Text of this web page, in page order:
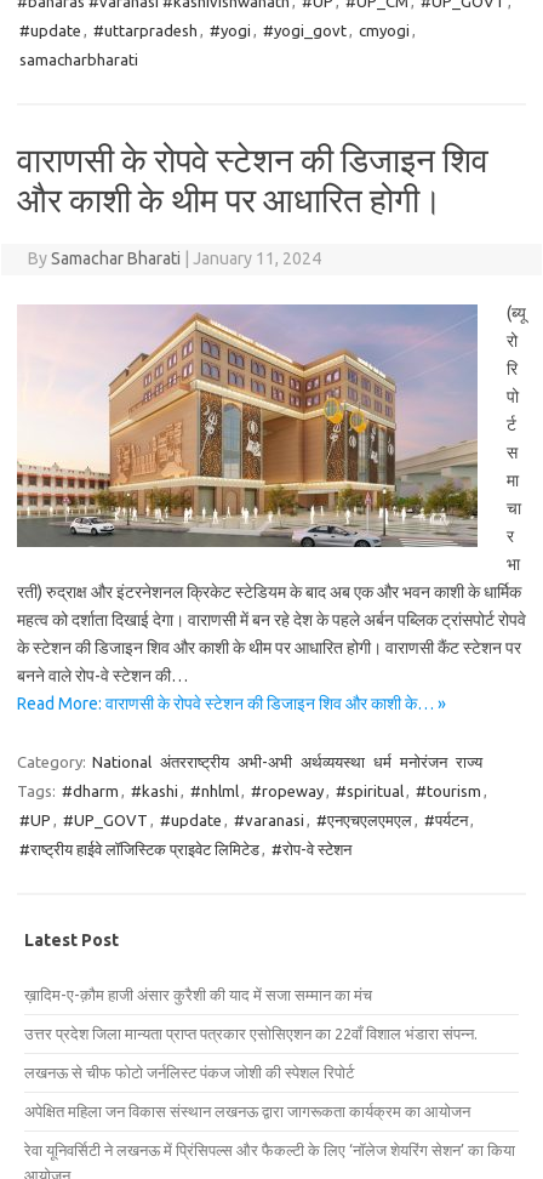
#update , #uttarpradesh , #yogi , #yogi_govt, cmyogi ,
samacharbharati
वाराणसी के रोपवे स्टेशन की डिजाइन शिव
और काशी के थीम पर आधारित होगी।
BySamachar Bharati January 11, 2024
(ब्यू
रो
रि
पो
र्ट
स
मा
चा
र
भा
रती) रुद्राक्ष और इंटरनेशनल क्रिकेट स्टेडियम के बाद अब एक और भवन काशी के धार्मिक
महत्व को दर्शाता दिखाई देगा। वाराणसी में बन रहे देश के पहले अर्बन पब्लिक ट्रांसपोर्ट रोपवे
के स्टेशन की डिजाइन शिव और काशी के थीम पर आधारित होगी। वाराणसी कैंट स्टेशन पर
बनने वाले रोप-वे स्टेशन की…
Read More: वाराणसी के रोपवे स्टेशन की डिजाइन शिव और काशी के… »
Category: National अंतरराष्ट्रीय अभी-अभी अर्थव्ययस्था धर्म मनोरंजन राज्य
Tags: #dharm , #kashi , #nhlml, #ropeway, #spiritual, #tourism ,
#UP , #UP_GOVT , #update , #varanasi , #एनएचएलएमएल, #पर्यटन,
#राष्ट्रीय हाईवे लॉजिस्टिक प्राइवेट लिमिटेड, #रोप-वे स्टेशन
Latest Post
ख़ादिम-ए-क़ौम हाजी अंसार कुरैशी की याद में सजा सम्मान का मंच
उत्तर प्रदेश जिला मान्यता प्राप्त पत्रकार एसोसिएशन का 22वाँ विशाल भंडारा संपन्न.
लखनऊ से चीफ फोटो जर्नलिस्ट पंकज जोशी की स्पेशल रिपोर्ट
अपेक्षित महिला जन विकास संस्थान लखनऊ द्वारा जागरूकता कार्यक्रम का आयोजन
रेवा यूनिवर्सिटी ने लखनऊ में प्रिंसिपल्स और फैकल्टी के लिए ‘नॉलेज शेयरिंग सेशन’ का किया
आयोजन